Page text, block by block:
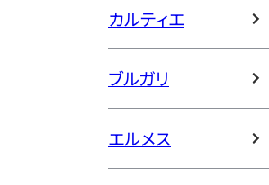
カルティエ
ブルガリ
エルメス